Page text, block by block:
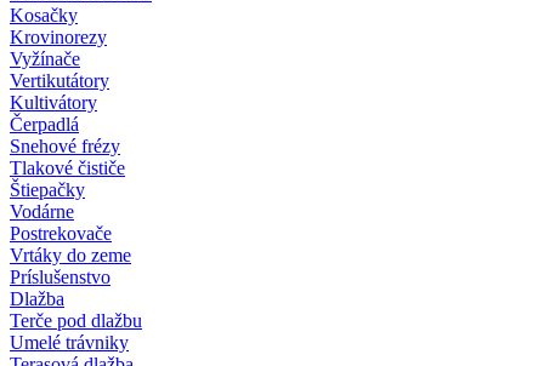
Kosačky
Krovinorezy
Vyžínače
Vertikutátory
Kultivátory
Čerpadlá
Snehové frézy
Tlakové čističe
Štiepačky
Vodárne
Postrekovače
Vrtáky do zeme
Príslušenstvo
Dlažba
Terče pod dlažbu
Umelé trávniky